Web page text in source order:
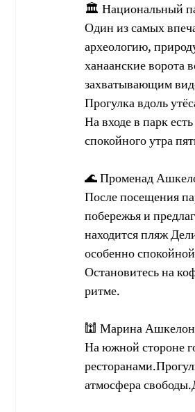
🏛️ Национальный
Один из самых
археологию,
ханаанские ворота
захватывающим
Прогулка вдоль
На входе в парк
спокойного утра
🌊 Променад
После посещения
побережья и
находится пляж
особенно
Остановитесь на
ритме.
🕍 Марина Ашкелон
На южной стороне
атмосфера